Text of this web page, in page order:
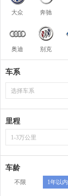
大众 奔驰
奥迪 别克
车系
选择车系
里程
1-3万公里
车龄
不限 1年以内